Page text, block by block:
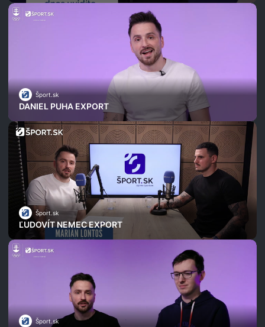
Šport.sk
DANIEL PUHA EXPORT
Šport.sk
ĽUDOVÍT NEMEC EXPORT
Šport.sk